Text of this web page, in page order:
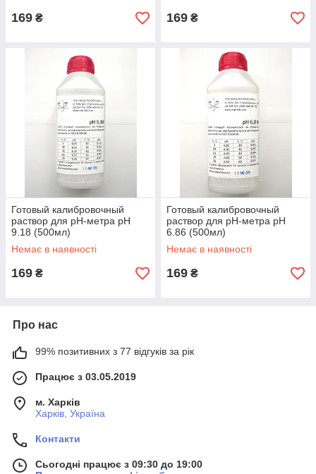
169 ₴ 169 ₴
Готовый калибровочный
раствор для рН-метра рН
9.18 (500мл)
Немає в наявності
169 ₴
Готовый калибровочный
раствор для рН-метра рН
6.86 (500мл)
Немає в наявності
169 ₴
Про нас
99% позитивних з 77 відгуків за рік
Працює з 03.05.2019
м. Харків
Харків, Україна
Контакти
Сьогодні працює з 09:30 до 19:00